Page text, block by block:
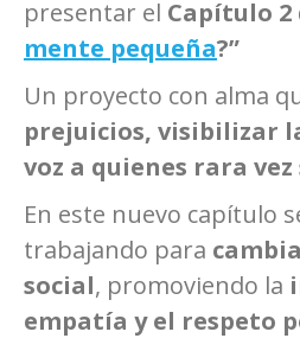
presentar el Capítulo 2
mente pequeña?”
Un proyecto con alma
prejuicios, visibilizar
voz a quienes rara vez
En este nuevo capítulo
trabajando para
social, promoviendo la
empatía y el respeto